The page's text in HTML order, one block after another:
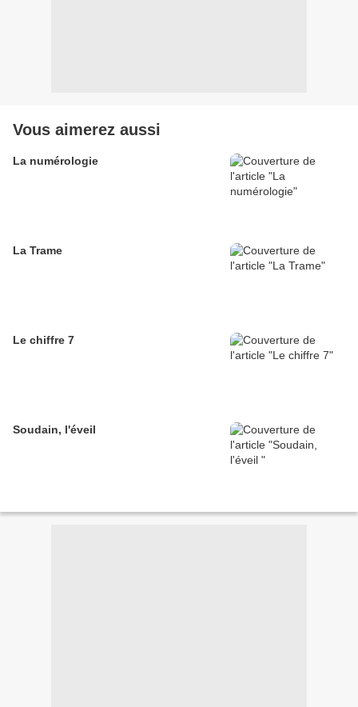
Vous aimerez aussi
La numérologie
La Trame
Le chiffre 7
Soudain, l'éveil